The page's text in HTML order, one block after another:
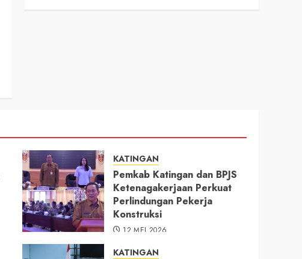
KATINGAN
Pemkab Katingan dan BPJS
Ketenagakerjaan Perkuat
Perlindungan Pekerja
Konstruksi
12 MEI 2026
KATINGAN